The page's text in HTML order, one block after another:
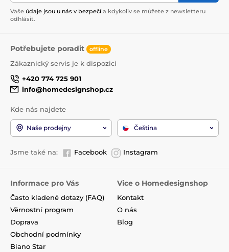
Vaše údaje jsou u nás v bezpečí a kdykoliv se můžete z newsletteru
odhlásit.
Potřebujete poradit offline
Zákaznický servis je k dispozici
+420 774 725 901
info@homedesignshop.cz
Kde nás najdete
Naše prodejny Čeština
Jsme také na: Facebook Instagram
Informace pro Vás
Často kladené dotazy (FAQ)
Věrnostní program
Doprava
Obchodní podmínky
Biano Star
Vice o Homedesignshop
Kontakt
O nás
Blog